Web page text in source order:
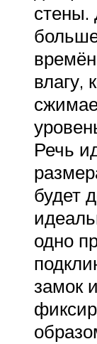
стены.
влагу,
Речь
будет
одно
замок